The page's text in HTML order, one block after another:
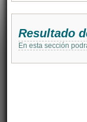
Resultado
En esta sección